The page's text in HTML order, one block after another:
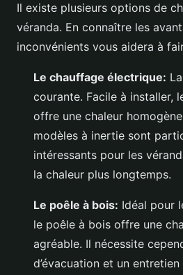
Il existe plusieurs options de
véranda. En connaître les
inconvénients vous aidera à
Le chauffage électrique:
courante. Facile à installer,
offre une chaleur
modèles à inertie sont
intéressants pour les
la chaleur plus longtemps.
Le poêle à bois: Idéal pour
le poêle à bois offre une
agréable. Il nécessite
d’évacuation et un entretien